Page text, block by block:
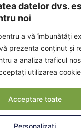
datelor dvs.
noi
a vă îmbunătăți
prezenta conținut și
a analiza traficul
utilizarea
Personalizați
Acceptare toate
20:00